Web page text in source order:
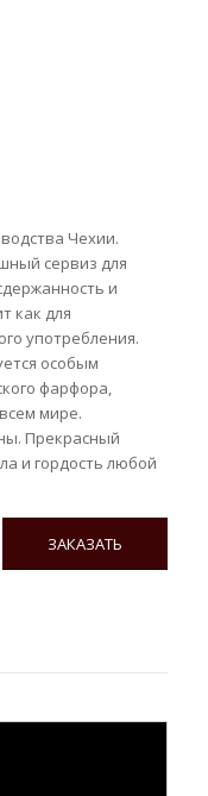
Чехии.
сервиз для
и
как для
употребления.
особым
фарфора,
мире.
Прекрасный
и гордость любой
ЗАКАЗАТЬ